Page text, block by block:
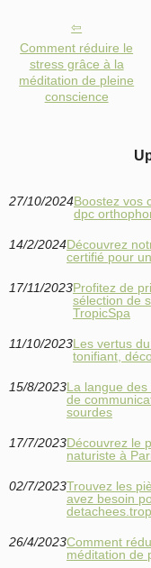
Comment réduire le
stress grâce à la
méditation de pleine
conscience
27/10/2024Boostez vos
dpc
14/2/2024Découvrez
certifié pour
17/11/2023Profitez de
sélection de
TropicSpa
11/10/2023Les vertus
tonifiant,
15/8/2023La langue
de
sourdes
17/7/2023Découvrez le
naturiste à
02/7/2023Trouvez les
avez besoin
26/4/2023Comment
méditation de